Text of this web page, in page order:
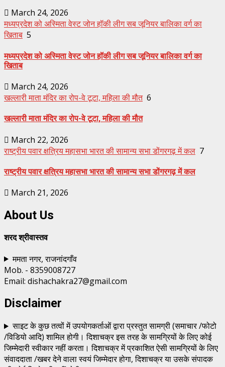
March 24, 2026
मध्यप्रदेश को अस्मिता वेस्ट जोन हॉकी लीग सब जूनियर बालिका वर्ग का
खिताब 5
मध्यप्रदेश को अस्मिता वेस्ट जोन हॉकी लीग सब जूनियर बालिका वर्ग का
खिताब
March 24, 2026
खल्लारी माता मंदिर का रोप-वे टूटा, महिला की मौत 6
खल्लारी माता मंदिर का रोप-वे टूटा, महिला की मौत
March 22, 2026
राष्ट्रीय पवार क्षत्रिय महासभा भारत की सामान्य सभा डोंगरगढ़ में कल 7
राष्ट्रीय पवार क्षत्रिय महासभा भारत की सामान्य सभा डोंगरगढ़ में कल
March 21, 2026
About Us
शरद श्रीवास्तव
ममता नगर, राजनांदगाँव
Mob. - 8359008727
Email: dishachakra27@gmail.com
Disclaimer
साइट के कुछ तत्वों में उपयोगकर्ताओं द्वारा प्रस्तुत सामग्री (समाचार /फोटो
/विडियो आदि) शामिल होगी। दिशाचक्र इस तरह के सामग्रियों के लिए कोई
जिम्मेदारी स्वीकार नहीं करता। दिशाचक्र में प्रकाशित ऐसी सामग्रियों के लिए
संवाददाता /खबर देने वाला स्वयं जिम्मेदार होगा, दिशाचक्र या उसके संपादक